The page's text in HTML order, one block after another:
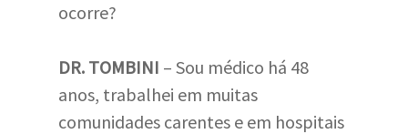
ocorre?
DR. TOMBINI – Sou médico há 48
anos, trabalhei em muitas
comunidades carentes e em hospitais